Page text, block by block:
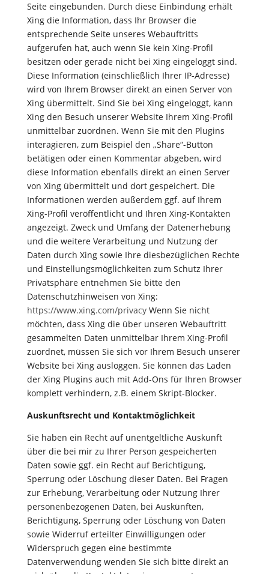
Seite eingebunden. Durch diese Einbindung erhält
Xing die Information, dass Ihr Browser die
entsprechende Seite unseres Webauftritts
aufgerufen hat, auch wenn Sie kein Xing-Profil
besitzen oder gerade nicht bei Xing eingeloggt sind.
Diese Information (einschließlich Ihrer IP-Adresse)
wird von Ihrem Browser direkt an einen Server von
Xing übermittelt. Sind Sie bei Xing eingeloggt, kann
Xing den Besuch unserer Website Ihrem Xing-Profil
unmittelbar zuordnen. Wenn Sie mit den Plugins
interagieren, zum Beispiel den „Share“-Button
betätigen oder einen Kommentar abgeben, wird
diese Information ebenfalls direkt an einen Server
von Xing übermittelt und dort gespeichert. Die
Informationen werden außerdem ggf. auf Ihrem
Xing-Profil veröffentlicht und Ihren Xing-Kontakten
angezeigt. Zweck und Umfang der Datenerhebung
und die weitere Verarbeitung und Nutzung der
Daten durch Xing sowie Ihre diesbezüglichen Rechte
und Einstellungsmöglichkeiten zum Schutz Ihrer
Privatsphäre entnehmen Sie bitte den
Datenschutzhinweisen von Xing:
https://www.xing.com/privacyWenn Sie nicht
möchten, dass Xing die über unseren Webauftritt
gesammelten Daten unmittelbar Ihrem Xing-Profil
zuordnet, müssen Sie sich vor Ihrem Besuch unserer
Website bei Xing ausloggen. Sie können das Laden
der Xing Plugins auch mit Add-Ons für Ihren Browser
komplett verhindern, z.B. einem Skript-Blocker.
Auskunftsrecht und Kontaktmöglichkeit
Sie haben ein Recht auf unentgeltliche Auskunft
über die bei mir zu Ihrer Person gespeicherten
Daten sowie ggf. ein Recht auf Berichtigung,
Sperrung oder Löschung dieser Daten. Bei Fragen
zur Erhebung, Verarbeitung oder Nutzung Ihrer
personenbezogenen Daten, bei Auskünften,
Berichtigung, Sperrung oder Löschung von Daten
sowie Widerruf erteilter Einwilligungen oder
Widerspruch gegen eine bestimmte
Datenverwendung wenden Sie sich bitte direkt an